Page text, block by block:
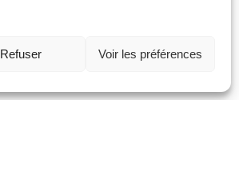
Refuser Voir les préférences